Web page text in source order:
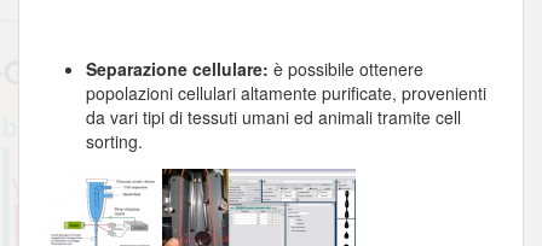
Separazione cellulare: è possibile ottenere
popolazioni cellulari altamente purificate, provenienti
da vari tipi di tessuti umani ed animali tramite cell
sorting.